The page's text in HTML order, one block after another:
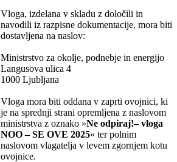
Vloga, izdelana v skladu z določili in
navodili iz razpisne dokumentacije, mora biti
dostavljena na naslov:
Ministrstvo za okolje, podnebje in energijo
Langusova ulica 4
1000 Ljubljana
Vloga mora biti oddana v zaprti ovojnici, ki
je na sprednji strani opremljena z naslovom
ministrstva z oznako »Ne odpiraj!– vloga
NOO – SE OVE 2025« ter polnim
naslovom vlagatelja v levem zgornjem kotu
ovojnice.